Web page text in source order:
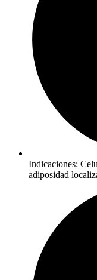
Indicaciones:
adiposidad